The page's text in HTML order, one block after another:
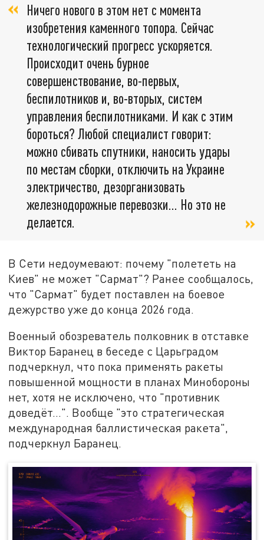
Ничего нового в этом нет с момента
изобретения каменного топора. Сейчас
технологический прогресс ускоряется.
Происходит очень бурное
совершенствование, во-первых,
беспилотников и, во-вторых, систем
управления беспилотниками. И как с этим
бороться? Любой специалист говорит:
можно сбивать спутники, наносить удары
по местам сборки, отключить на Украине
электричество, дезорганизовать
железнодорожные перевозки... Но это не
делается.
В Сети недоумевают: почему "полететь на
Киев" не может "Сармат"? Ранее сообщалось,
что "Сармат" будет поставлен на боевое
дежурство уже до конца 2026 года.
Военный обозреватель полковник в отставке
Виктор Баранец в беседе с Царьградом
подчеркнул, что пока применять ракеты
повышенной мощности в планах Минобороны
нет, хотя не исключено, что "противник
доведёт...". Вообще "это стратегическая
международная баллистическая ракета",
подчеркнул Баранец.